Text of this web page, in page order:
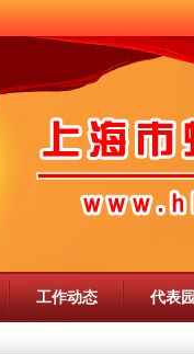
工作动态 代表